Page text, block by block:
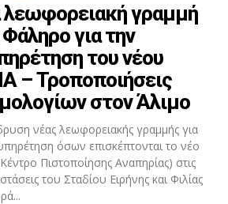
λεωφορειακή γραμμή
για την
του νέου
– Τροποποιήσεις
στον Άλιμο
νέας λεωφορειακής γραμμής για
όσων επισκέπτονται το νέο
Πιστοποίησης Αναπηρίας) στις
του Σταδίου Ειρήνης και Φιλίας